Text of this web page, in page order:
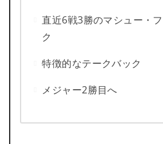
直近6戦3勝のマシュー・
ク
特徴的なテークバック
メジャー2勝目へ